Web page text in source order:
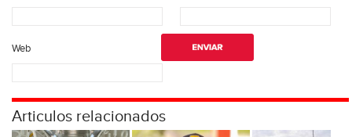
Web
Articulos relacionados